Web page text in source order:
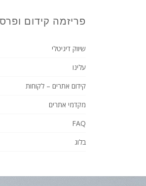
פריזמה קידום
שיווק דיגיטלי
עלינו
קידום אתרים – לקוחות
מקדמי אתרים
FAQ
בלוג